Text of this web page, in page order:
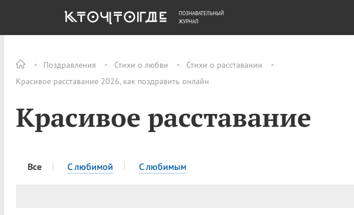
Поздравления Стихи о любви
Стихи о расставании
Красивое расставание 2026, как поздравить онлайн
Красивое расставание
Все С любимой С любимым
ОБЩЕСТВО ДЕНЬГИ
ПОЗНАВАТЕЛЬНЫЙ
ЖУРНАЛ